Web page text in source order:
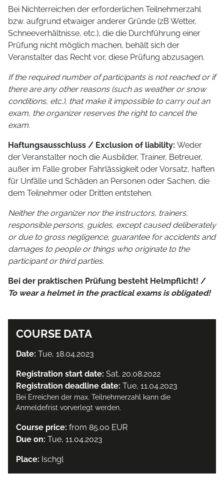
Bei Nichterreichen der erforderlichen Teilnehmerzahl
bzw. aufgrund etwaiger anderer Gründe (zB Wetter,
Schneeverhältnisse, etc.), die die Durchführung einer
Prüfung nicht möglich machen, behält sich der
Veranstalter das Recht vor, diese Prüfung abzusagen.
If the required number of participants is not reached or if
there are any other reasons (such as weather or snow
conditions, etc.), that make it impossible to carry out an
exam, the organizer reserves the right to cancel the
exam.
Haftungsausschluss / Exclusion of liability: Weder
der Veranstalter noch die Ausbilder, Trainer, Betreuer,
außer im Falle grober Fahrlässigkeit oder Vorsatz, haften
für Unfälle und Schäden an Personen oder Sachen, die
dem Teilnehmer oder Dritten entstehen.
Neither the organizer nor the instructors, trainers,
responsible persons, guides, except caused deliberately
or due to gross negligence, guarantee for accidents and
damages to people or things who originate to the
participant or third parties.
Bei der praktischen Prüfung besteht Helmpflicht! /
To wear a helmet in the practical exams is obligated!
COURSE DATA
Date: Tue, 18.04.2023
Registration start date: Sat, 20.08.2022
Registration deadline date: Tue, 11.04.2023
Bei Erreichen der max. Teilnehmerzahl kann die
Anmeldefrist vorverlegt werden.
Course price: from 85.00 EUR
Due on: Tue, 11.04.2023
Place: Ischgl